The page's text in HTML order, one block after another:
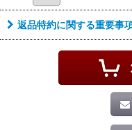
返品特約に関する重要事